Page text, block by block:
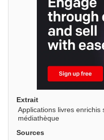
Extrait
Applications livres enrichis
médiathèque
Sources